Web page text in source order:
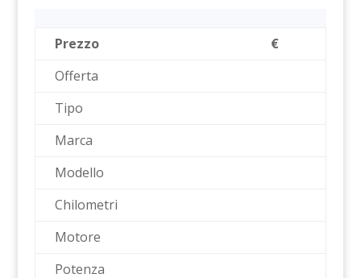
Prezzo
€
Offerta
Tipo
Marca
Modello
Chilometri
Motore
Potenza